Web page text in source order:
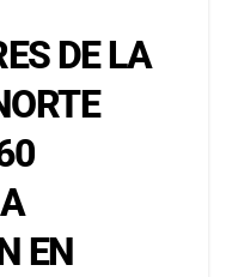
DE LA
EN